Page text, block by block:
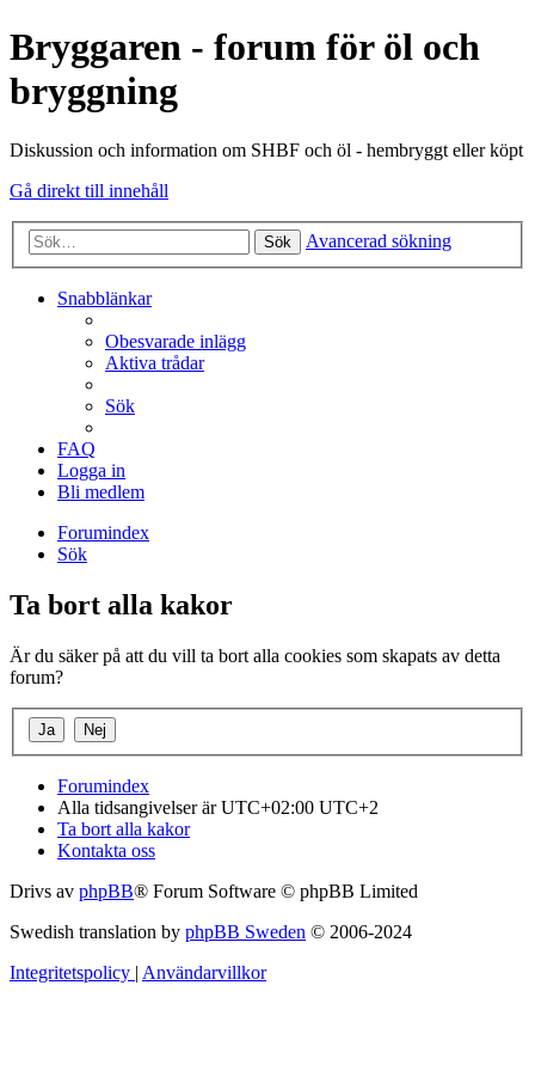
Bryggaren - forum för öl och
bryggning
Diskussion och information om SHBF och öl - hembryggt eller köpt
Gå direkt till innehåll
Sök Avancerad sökning
Snabblänkar
Obesvarade inlägg
Aktiva trådar
Sök
FAQ
Logga in
Bli medlem
Forumindex
Sök
Ta bort alla kakor
Är du säker på att du vill ta bort alla cookies som skapats av detta
forum?
Forumindex
Alla tidsangivelser är UTC+02:00 UTC+2
Ta bort alla kakor
Kontakta oss
Drivs av phpBB® Forum Software © phpBB Limited
Swedish translation by phpBB Sweden © 2006-2024
Integritetspolicy | Användarvillkor